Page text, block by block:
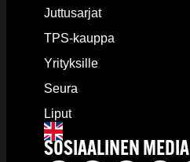
Juttusarjat
TPS-kauppa
Yrityksille
Seura
Liput
SOSIAALINEN MEDIA